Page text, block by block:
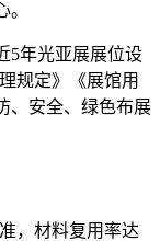
5年光亚展展位设
规定》《展馆用
、安全、绿色布展
，材料复用率达